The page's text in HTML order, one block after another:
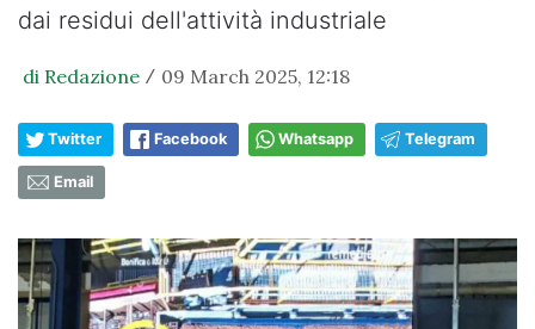
dai residui dell'attività industriale
di Redazione / 09 March 2025, 12:18
Twitter Facebook Whatsapp Telegram
Email